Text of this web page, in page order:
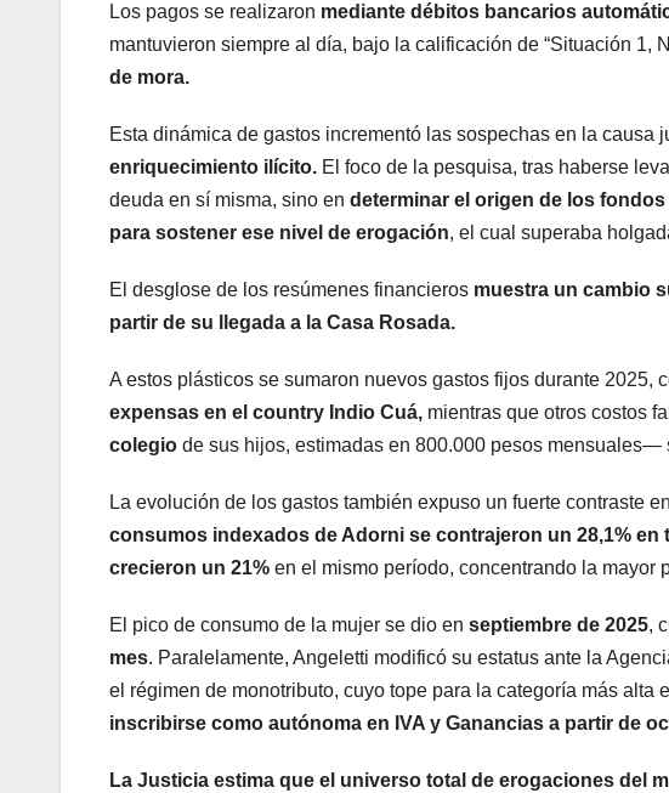
Los pagos se realizaron mediante débitos bancarios
mantuvieron siempre al día, bajo la calificación de “Situación 1,
de mora.
Esta dinámica de gastos incrementó las sospechas en la causa
enriquecimiento ilícito. El foco de la pesquisa, tras haberse
deuda en sí misma, sino en determinar el origen de los
para sostener ese nivel de erogación, el cual superaba
El desglose de los resúmenes financieros muestra un cambio
partir de su llegada a la Casa Rosada.
A estos plásticos se sumaron nuevos gastos fijos durante 2025,
expensas en el country Indio Cuá, mientras que otros costos
colegio de sus hijos, estimadas en 800.000 pesos mensuales—
La evolución de los gastos también expuso un fuerte contraste
consumos indexados de Adorni se contrajeron un 28,1% en
crecieron un 21% en el mismo período, concentrando la mayor
El pico de consumo de la mujer se dio en septiembre de 2025,
mes. Paralelamente, Angeletti modificó su estatus ante la
el régimen de monotributo, cuyo tope para la categoría más alta
inscribirse como autónoma en IVA y Ganancias a partir de
La Justicia estima que el universo total de erogaciones del